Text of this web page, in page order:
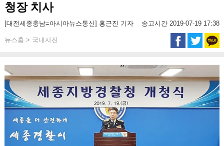
청장 치사
[대전세종충남=아시아뉴스통신] 홍근진 기자 송고시간 2019-07-19 17:38
뉴스홈 > 국내사진